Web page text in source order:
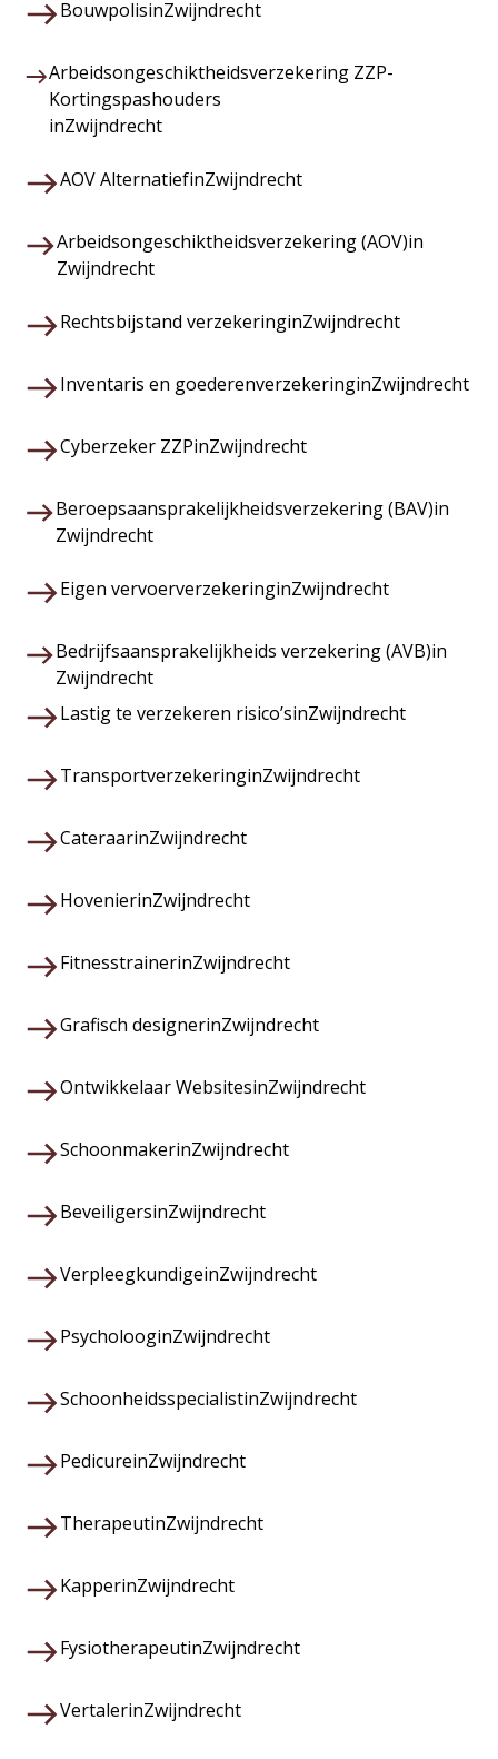
BouwpolisinZwijndrecht
Arbeidsongeschiktheidsverzekering ZZP-
Kortingspashouders
inZwijndrecht
AOV AlternatiefinZwijndrecht
Arbeidsongeschiktheidsverzekering (AOV)in
Zwijndrecht
Rechtsbijstand verzekeringinZwijndrecht
Inventaris en goederenverzekeringinZwijndrecht
Cyberzeker ZZPinZwijndrecht
Beroepsaansprakelijkheidsverzekering (BAV)in
Zwijndrecht
Eigen vervoerverzekeringinZwijndrecht
Bedrijfsaansprakelijkheids verzekering (AVB)in
Zwijndrecht
Lastig te verzekeren risico’sinZwijndrecht
TransportverzekeringinZwijndrecht
CateraarinZwijndrecht
HovenierinZwijndrecht
FitnesstrainerinZwijndrecht
Grafisch designerinZwijndrecht
Ontwikkelaar WebsitesinZwijndrecht
SchoonmakerinZwijndrecht
BeveiligersinZwijndrecht
VerpleegkundigeinZwijndrecht
PsycholooginZwijndrecht
SchoonheidsspecialistinZwijndrecht
PedicureinZwijndrecht
TherapeutinZwijndrecht
KapperinZwijndrecht
FysiotherapeutinZwijndrecht
VertalerinZwijndrecht